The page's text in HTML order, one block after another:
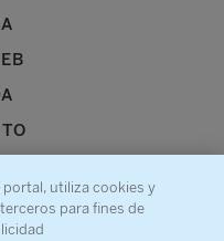
portal, utiliza cookies y
para fines de